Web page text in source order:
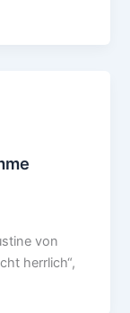
von
herrlich“,